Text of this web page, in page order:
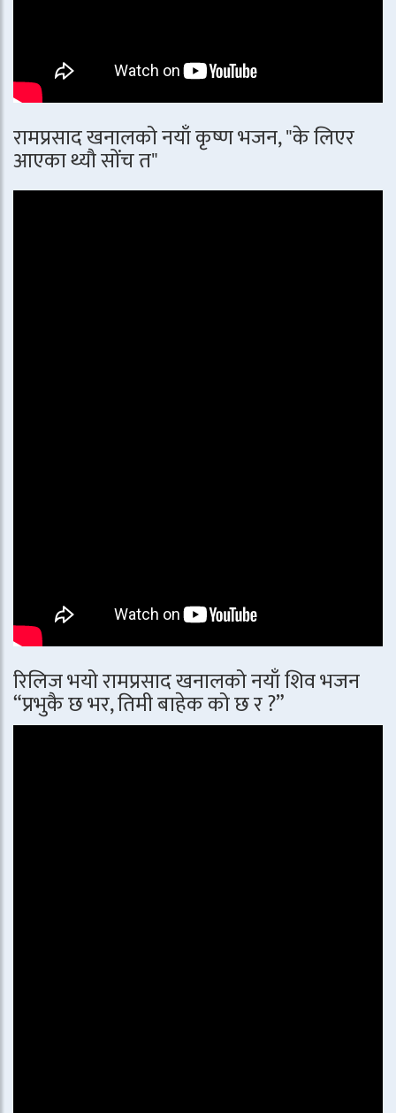
रामप्रसाद खनालको नयाँ कृष्ण भजन, "के लिएर
आएका थ्यौ सोंच त"
रिलिज भयो रामप्रसाद खनालको नयाँ शिव भजन
“प्रभुकै छ भर, तिमी बाहेक को छ र ?”